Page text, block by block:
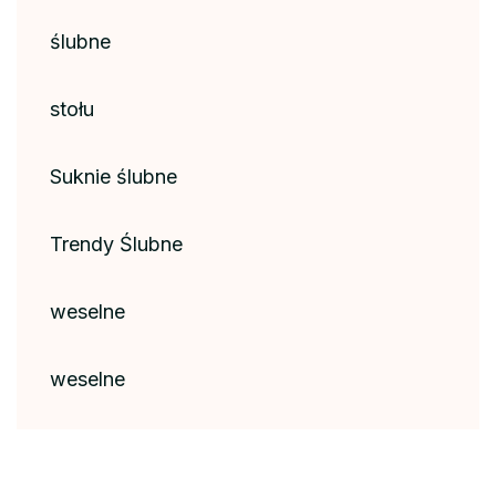
ślubne
stołu
Suknie ślubne
Trendy Ślubne
weselne
weselne